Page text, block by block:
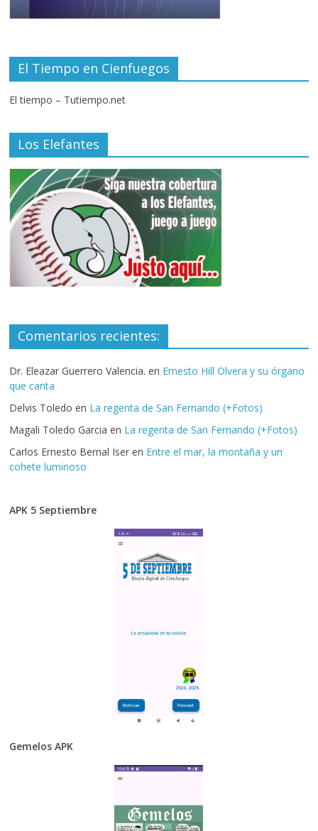
El Tiempo en Cienfuegos
El tiempo – Tutiempo.net
Los Elefantes
Comentarios recientes:
Dr. Eleazar Guerrero Valencia. en Ernesto Hill Olvera y su órgano
que canta
Delvis Toledo en La regenta de San Fernando (+Fotos)
Magali Toledo Garcia en La regenta de San Fernando (+Fotos)
Carlos Ernesto Bernal Iser en Entre el mar, la montaña y un
cohete luminoso
APK 5 Septiembre
Gemelos APK